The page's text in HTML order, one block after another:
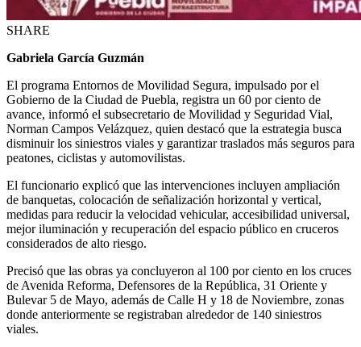
SHARE
Gabriela García Guzmán
El programa Entornos de Movilidad Segura, impulsado por el
Gobierno de la Ciudad de Puebla, registra un 60 por ciento de
avance, informó el subsecretario de Movilidad y Seguridad Vial,
Norman Campos Velázquez, quien destacó que la estrategia busca
disminuir los siniestros viales y garantizar traslados más seguros para
peatones, ciclistas y automovilistas.
El funcionario explicó que las intervenciones incluyen ampliación
de banquetas, colocación de señalización horizontal y vertical,
medidas para reducir la velocidad vehicular, accesibilidad universal,
mejor iluminación y recuperación del espacio público en cruceros
considerados de alto riesgo.
Precisó que las obras ya concluyeron al 100 por ciento en los cruces
de Avenida Reforma, Defensores de la República, 31 Oriente y
Bulevar 5 de Mayo, además de Calle H y 18 de Noviembre, zonas
donde anteriormente se registraban alrededor de 140 siniestros
viales.